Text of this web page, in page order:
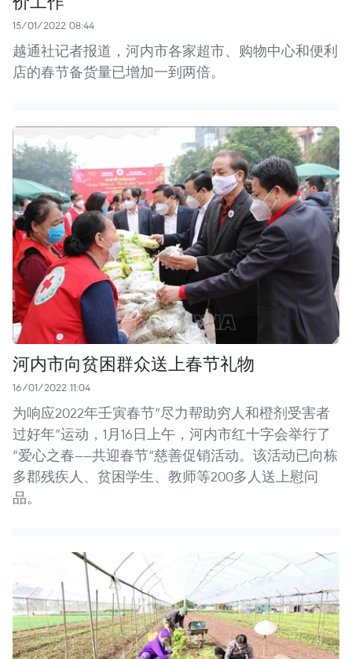
15/01/2022 08:44
越通社记者报道，河内市各家超市、购物中心和便利
店的春节备货量已增加一到两倍。
河内市向贫困群众送上春节礼物
16/01/2022 11:04
为响应2022年壬寅春节“尽力帮助穷人和橙剂受害者
过好年”运动，1月16日上午，河内市红十字会举行了
“爱心之春——共迎春节”慈善促销活动。该活动已向栋
多郡残疾人、贫困学生、教师等200多人送上慰问
品。